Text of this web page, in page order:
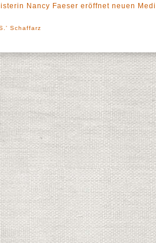
Nancy Faeser eröffnet neuen
Schaffarz